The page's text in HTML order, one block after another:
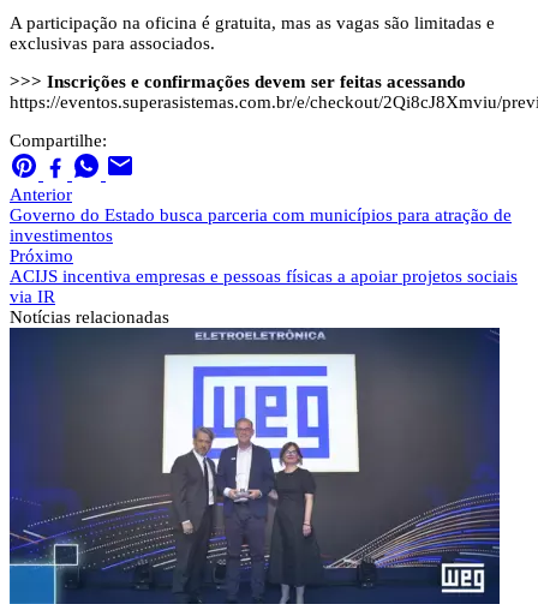
A participação na oficina é gratuita, mas as vagas são limitadas e
exclusivas para associados.
>>> Inscrições e confirmações devem ser feitas acessando
https://eventos.superasistemas.com.br/e/checkout/2Qi8cJ8Xmviu/
Compartilhe:
Anterior
Governo do Estado busca parceria com municípios para atração de
investimentos
Próximo
ACIJS incentiva empresas e pessoas físicas a apoiar projetos sociais
via IR
Notícias relacionadas